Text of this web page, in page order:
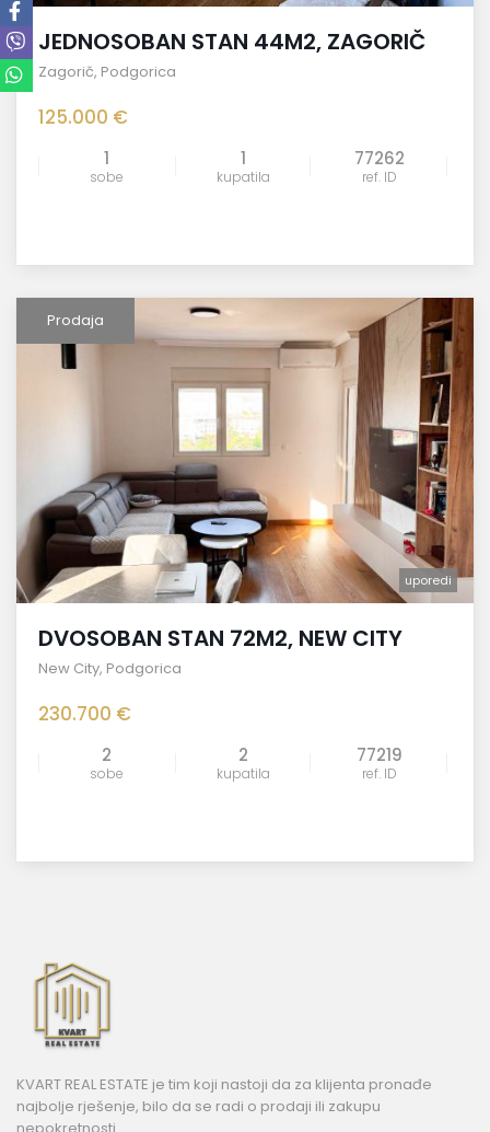
JEDNOSOBAN STAN 44M2, ZAGORIČ
Zagorič, Podgorica
125.000 €
1
sobe
1
kupatila
77262
ref. ID
Prodaja
uporedi
DVOSOBAN STAN 72M2, NEW CITY
New City, Podgorica
230.700 €
2
sobe
2
kupatila
77219
ref. ID
KVART REAL ESTATE je tim koji nastoji da za klijenta pronađe
najbolje rješenje, bilo da se radi o prodaji ili zakupu